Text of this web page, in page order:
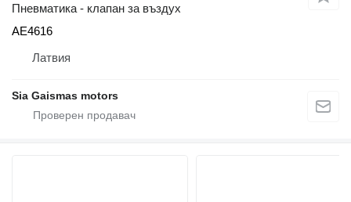
Пневматика - клапан за въздух
AE4616
Латвия
Sia Gaismas motors